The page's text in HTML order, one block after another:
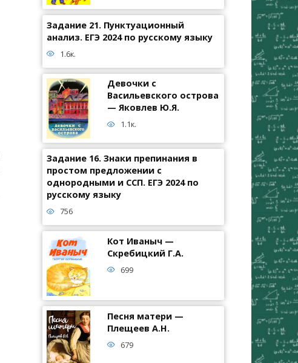
Задание 21. Пунктуационный
анализ. ЕГЭ 2024 по русскому языку
1.6к.
Девочки с
Васильевского острова
— Яковлев Ю.Я.
1.1к.
Задание 16. Знаки препинания в
простом предложении с
однородными и ССП. ЕГЭ 2024 по
русскому языку
756
Кот Иваныч —
Скребицкий Г.А.
699
Песня матери —
Плещеев А.Н.
679